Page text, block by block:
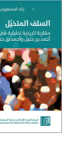
خاصة
صفحات
مشوقة
إختياراتنا
كتب
أكاديمية
صندوق
القراءة
English
books
كتب
مجانية
إختياراتنا
iKitab
بلا
حدود
أسئلة
يتكرر
طرحها
حدود
أسئلة
يتكرر
طرحها
تحميل
masmu3
على
Android
وناشئة
الصفحة
الرئيسية
المواضيع
الأكثر
مبيعاً
إختياراتنا
وسائل
تعليمية
وسائل
تعليمية
الصحة
والعناية
الشخصية
جديد